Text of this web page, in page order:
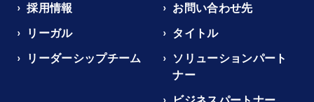
採用情報
リーガル
リーダーシップチーム
お問い合わせ先
タイトル
ソリューションパート
ナー